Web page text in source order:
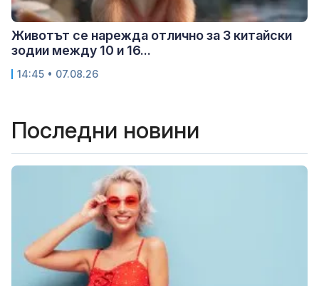
Животът се нарежда отлично за 3 китайски
зодии между 10 и 16...
14:45 • 07.08.26
Последни новини